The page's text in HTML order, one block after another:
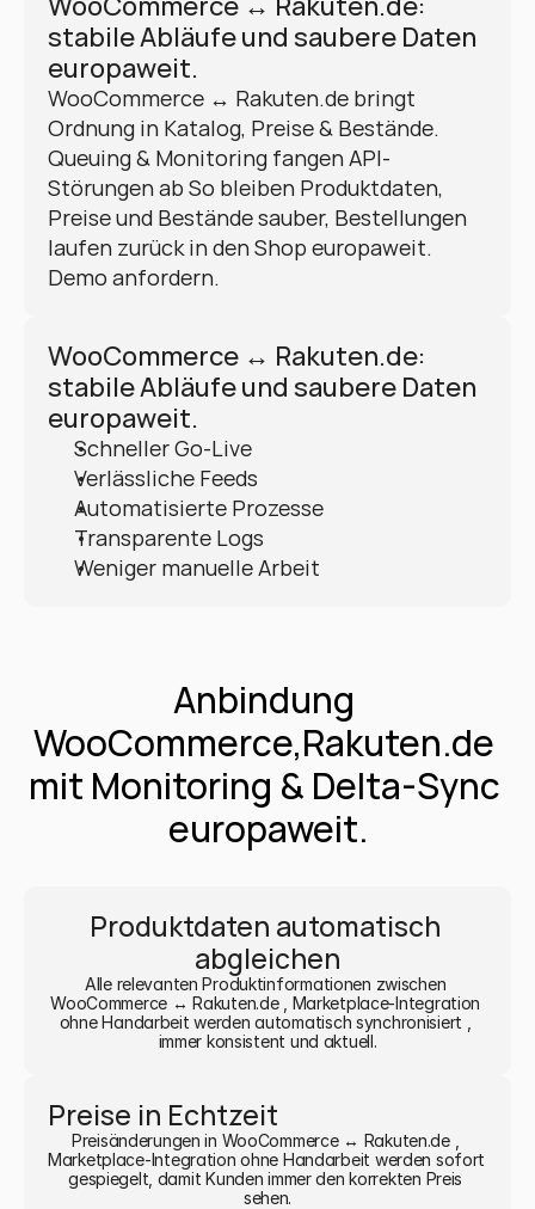
stabile Abläufe und saubere Daten
europaweit.
WooCommerce ↔ Rakuten.de bringt
Ordnung in Katalog, Preise & Bestände.
Queuing & Monitoring fangen API-
Störungen ab So bleiben Produktdaten,
Preise und Bestände sauber, Bestellungen
laufen zurück in den Shop europaweit.
Demo anfordern.
WooCommerce ↔ Rakuten.de:
stabile Abläufe und saubere Daten
europaweit.
Schneller Go-Live
Verlässliche Feeds
Automatisierte Prozesse
Transparente Logs
Weniger manuelle Arbeit
Anbindung
WooCommerce,Rakuten.de
mit Monitoring & Delta-Sync
europaweit.
Produktdaten automatisch
abgleichen
Alle relevanten Produktinformationen zwischen
WooCommerce ↔ Rakuten.de , Marketplace-Integration
ohne Handarbeit werden automatisch synchronisiert ,
immer konsistent und aktuell.
Preise in Echtzeit
Preisänderungen in WooCommerce ↔ Rakuten.de ,
Marketplace-Integration ohne Handarbeit werden sofort
gespiegelt, damit Kunden immer den korrekten Preis
sehen.